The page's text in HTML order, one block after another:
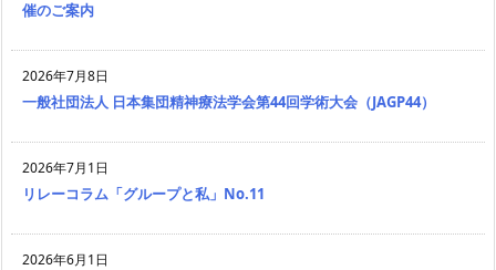
催のご案内
2026年7月8日
一般社団法人 日本集団精神療法学会第44回学術大会（JAGP44）
2026年7月1日
リレーコラム「グループと私」No.11
2026年6月1日